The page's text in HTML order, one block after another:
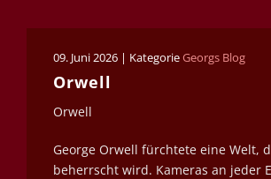
09. Juni 2026 | KategorieGeorgs Blog
Orwell
Orwell
George Orwell fürchtete eine Welt,
beherrscht wird. Kameras an jeder